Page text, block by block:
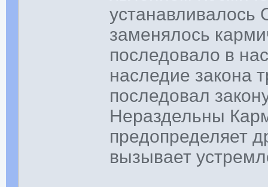
заменялось
последовало в
наследие закона
последовал
Нераздельны
предопределяет
вызывает